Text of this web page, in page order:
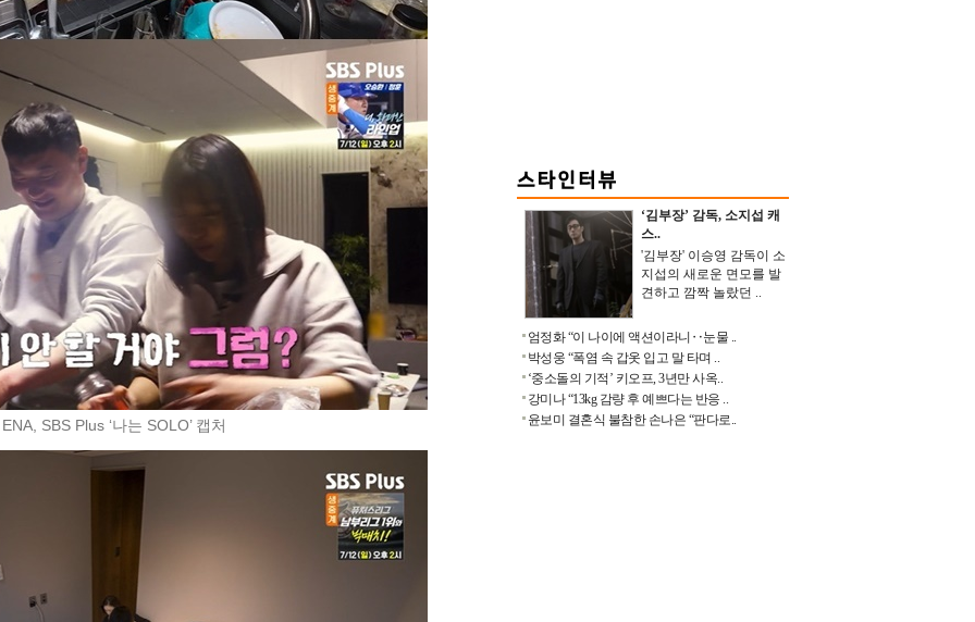
SBS Plus ‘나는 SOLO’ 캡처
‘김부장’ 감독, 소지섭 캐
스..
'김부장' 이승영 감독이 소
지섭의 새로운 면모를 발
견하고 깜짝 놀랐던 ..
엄정화 “이 나이에 액션이라니‥눈물 ..
박성웅 “폭염 속 갑옷 입고 말 타며 ..
‘중소돌의 기적’ 키오프, 3년만 사옥..
강미나 “13kg 감량 후 예쁘다는 반응 ..
윤보미 결혼식 불참한 손나은 “판다로..